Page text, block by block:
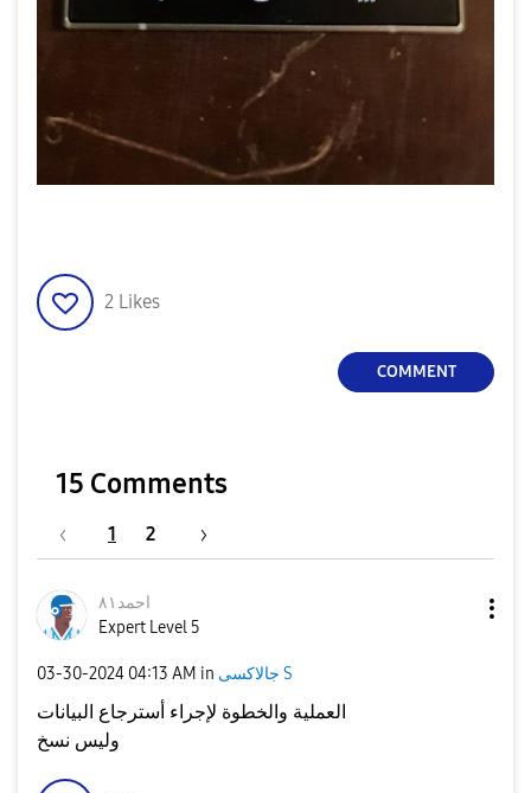
2 Likes
COMMENT
15 Comments
1 2
احمد٨١
Expert Level 5
‎03-30-2024 04:13 AM in جالاكسى S
العملية والخطوة لإجراء أسترجاع البيانات
وليس نسخ